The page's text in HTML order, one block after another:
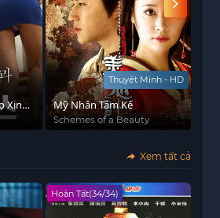
vun đắp. Những hiểu lầm,
đau thương trong quá khứ lần
câu chuyện lên cao trào cảm
phần hình ảnh lung linh, kỹ
với diễn xuất ấn tượng của
đầy chất thơ và thông điệp về
tim người xem.
Xinh
Thuyết Minh - HD
Mỹ Nhân Tâm Kế
Schemes of a Beauty
Xem tất cả
Hoàn Tất(34/34)